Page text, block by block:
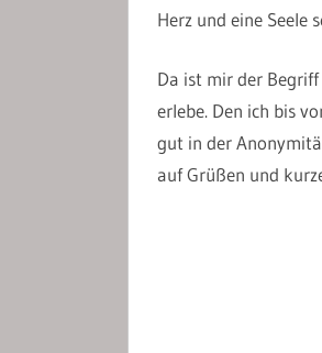
Herz und eine Seele
Da ist mir der
erlebe. Den ich bis
gut in der
auf Grüßen und